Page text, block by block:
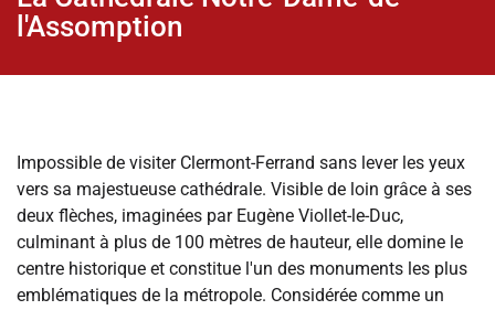
l'Assomption
Impossible de visiter Clermont-Ferrand sans lever les yeux
vers sa majestueuse cathédrale. Visible de loin grâce à ses
deux flèches, imaginées par Eugène Viollet-le-Duc,
culminant à plus de 100 mètres de hauteur, elle domine le
centre historique et constitue l'un des monuments les plus
emblématiques de la métropole. Considérée comme un